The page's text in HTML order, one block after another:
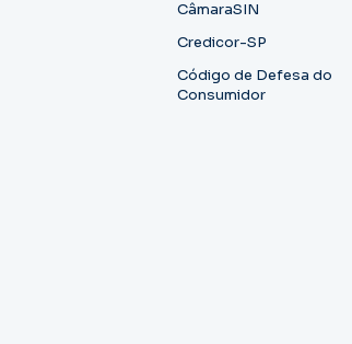
CâmaraSIN
Credicor-SP
Código de Defesa do
Consumidor